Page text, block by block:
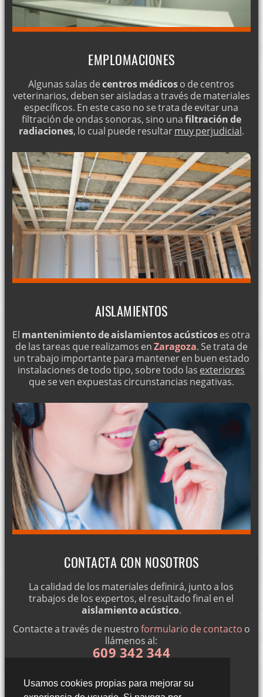
Usamos cookies propias para mejorar su
EMPLOMACIONES
Algunas salas decentros médicoso de centros
veterinarios, deben ser aisladas a través de materiales
específicos. En este caso no se trata de evitar una
filtración de ondas sonoras, sino unafiltración de
radiaciones, lo cual puede resultarmuy perjudicial.
AISLAMIENTOS
El mantenimiento de aislamientos acústicoses otra
de las tareas que realizamos enZaragoza. Se trata de
un trabajo importante para mantener en buen estado
instalaciones de todo tipo, sobre todo las exteriores
que se ven expuestas circunstancias negativas.
CONTACTA CON NOSOTROS
La calidad de los materiales definirá, junto a los
trabajos de los expertos, el resultado final en el
aislamiento acústico.
Contacte a través de nuestroformulario de contacto o
llámenos al:
609 342 344